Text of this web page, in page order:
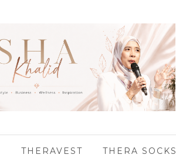
THERAVEST THERA SOCKS